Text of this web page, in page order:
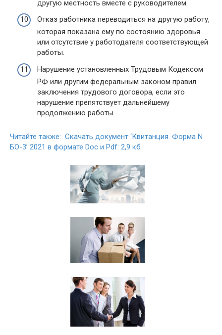
другую местность вместе с руководителем.
Отказ работника переводиться на другую работу,
которая показана ему по состоянию здоровья
или отсутствие у работодателя соответствующей
работы.
Нарушение установленных Трудовым Кодексом
РФ или другим федеральным законом правил
заключения трудового договора, если это
нарушение препятствует дальнейшему
продолжению работы.
Читайте также: Скачать документ ‘Квитанция. Форма N
БО-3’ 2021 в формате Doc и Pdf: 2,9 кб